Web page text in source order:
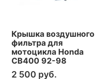
Крышка воздушного
фильтра для
мотоцикла Honda
CB400 92-98
2 500 руб.